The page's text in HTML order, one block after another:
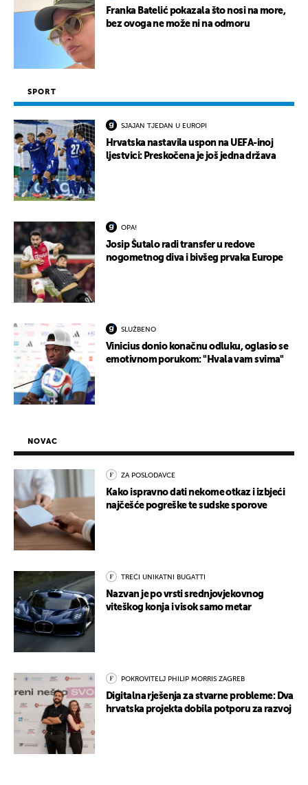
Franka Batelić pokazala što nosi na more,
bez ovoga ne može ni na odmoru
SPORT
SJAJAN TJEDAN U EUROPI
Hrvatska nastavila uspon na UEFA-inoj
ljestvici: Preskočena je još jedna država
OPA!
Josip Šutalo radi transfer u redove
nogometnog diva i bivšeg prvaka Europe
SLUŽBENO
Vinicius donio konačnu odluku, oglasio se
emotivnom porukom: "Hvala vam svima"
NOVAC
ZA POSLODAVCE
Kako ispravno dati nekome otkaz i izbjeći
najčešće pogreške te sudske sporove
TREĆI UNIKATNI BUGATTI
Nazvan je po vrsti srednjovjekovnog
viteškog konja i visok samo metar
POKROVITELJ PHILIP MORRIS ZAGREB
Digitalna rješenja za stvarne probleme: Dva
hrvatska projekta dobila potporu za razvoj